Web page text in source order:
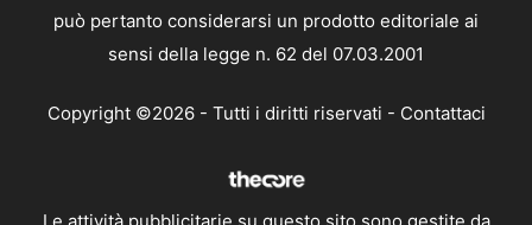
può pertanto considerarsi un prodotto editoriale ai
sensi della legge n. 62 del 07.03.2001
Copyright ©2026 - Tutti i diritti riservati - Contattaci